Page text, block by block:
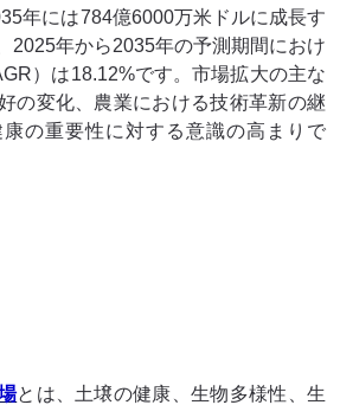
年には784億6000万米ドルに成長す
2025年から2035年の予測期間におけ
）は18.12%です。市場拡大の主な
の変化、農業における技術革新の継
の重要性に対する意識の高まりで
とは、土壌の健康、生物多様性、生